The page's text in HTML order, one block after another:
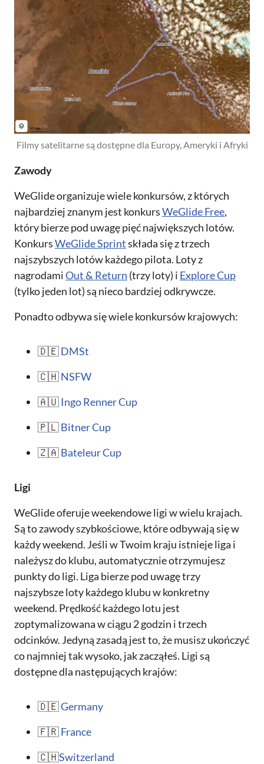
Filmy satelitarne są dostępne dla Europy, Ameryki i Afryki
Zawody
WeGlide organizuje wiele konkursów, z których
najbardziej znanym jest konkursWeGlide Free,
który bierze pod uwagę pięć największych lotów.
KonkursWeGlide Sprintskłada się z trzech
najszybszych lotów każdego pilota. Loty z
nagrodamiOut & Return (trzy loty) i Explore Cup
(tylko jeden lot) są nieco bardziej odkrywcze.
Ponadto odbywa się wiele konkursów krajowych:
🇩🇪DMSt
🇨🇭NSFW
🇦🇺 Ingo Renner Cup
🇵🇱Bitner Cup
🇿🇦Bateleur Cup
Ligi
WeGlide oferuje weekendowe ligi w wielu krajach.
Są to zawody szybkościowe, które odbywają się w
każdy weekend. Jeśli w Twoim kraju istnieje liga i
należysz do klubu, automatycznie otrzymujesz
punkty do ligi. Liga bierze pod uwagę trzy
najszybsze loty każdego klubu w konkretny
weekend. Prędkość każdego lotu jest
zoptymalizowana w ciągu 2 godzin i trzech
odcinków. Jedyną zasadą jest to, że musisz ukończyć
co najmniej tak wysoko, jak zacząłeś. Ligi są
dostępne dla następujących krajów:
🇩🇪Germany
🇫🇷France
🇨🇭Switzerland